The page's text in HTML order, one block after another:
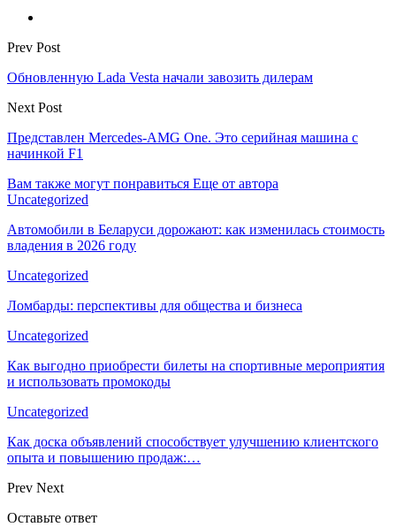
Prev Post
Обновленную Lada Vesta начали завозить дилерам
Next Post
Представлен Mercedes-AMG One. Это серийная машина с
начинкой F1
Вам также могут понравиться Еще от автора
Uncategorized
Автомобили в Беларуси дорожают: как изменилась стоимость
владения в 2026 году
Uncategorized
Ломбарды: перспективы для общества и бизнеса
Uncategorized
Как выгодно приобрести билеты на спортивные мероприятия
и использовать промокоды
Uncategorized
Как доска объявлений способствует улучшению клиентского
опыта и повышению продаж:…
Prev Next
Оставьте ответ